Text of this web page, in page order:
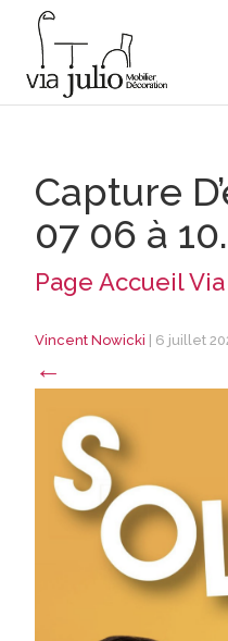
Capture
07 06 à
Page Accueil
Vincent Nowicki 6 juillet
←